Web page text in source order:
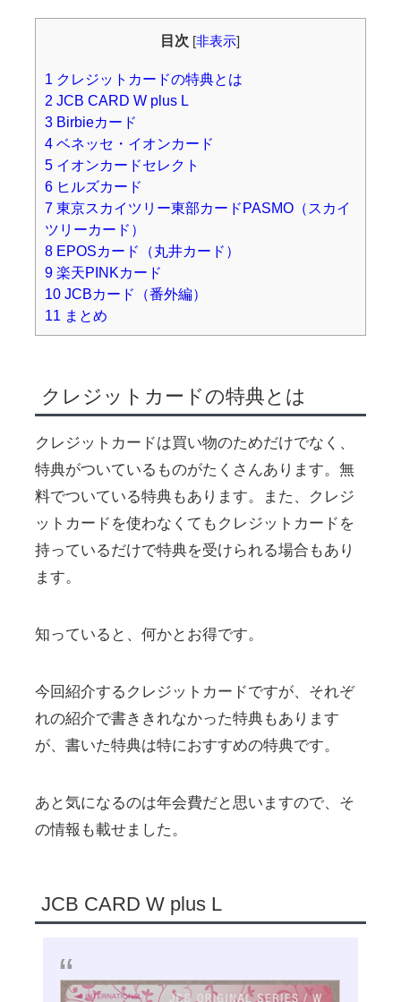
目次 [非表示]
1 クレジットカードの特典とは
2 JCB CARD W plus L
3Birbieカード
4ベネッセ・イオンカード
5イオンカードセレクト
6ヒルズカード
7東京スカイツリー東部カードPASMO（スカイ
ツリーカード）
8EPOSカード（丸井カード）
9楽天PINKカード
10JCBカード（番外編）
11 まとめ
クレジットカードの特典とは
クレジットカードは買い物のためだけでなく、
特典がついているものがたくさんあります。無
料でついている特典もあります。また、クレジ
ットカードを使わなくてもクレジットカードを
持っているだけで特典を受けられる場合もあり
ます。
知っていると、何かとお得です。
今回紹介するクレジットカードですが、それぞ
れの紹介で書ききれなかった特典もあります
が、書いた特典は特におすすめの特典です。
あと気になるのは年会費だと思いますので、そ
の情報も載せました。
JCB CARD W plus L